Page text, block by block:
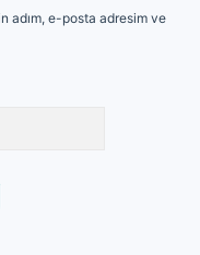
adım, e-posta adresim ve